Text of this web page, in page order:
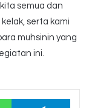
semua dan
serta kami
muhsinin yang
ini.
WhatsApp